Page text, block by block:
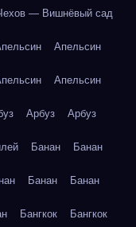
— Вишнёвый сад
Апельсин
Апельсин
Арбуз Арбуз
Банан Банан
Банан Банан
Бангкок Бангкок